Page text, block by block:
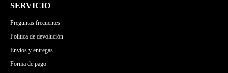
SERVICIO
Preguntas frecuentes
Política de devolución
Envíos y entregas
Forma de pago